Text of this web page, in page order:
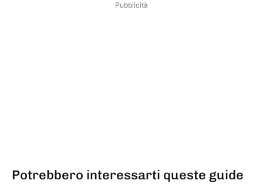
Pubblicità
Potrebbero interessarti queste guide